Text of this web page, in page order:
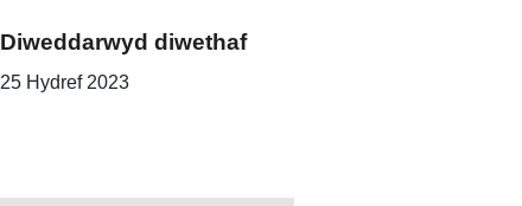
Diweddarwyd diwethaf
25 Hydref 2023